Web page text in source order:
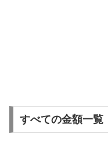
すべての金額一覧